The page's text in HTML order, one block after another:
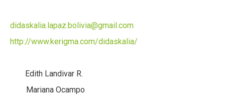
didaskalia.lapaz.bolivia@gmail.com
http://www.kerigma.com/didaskalia/
Edith Landivar R.
Mariana Ocampo